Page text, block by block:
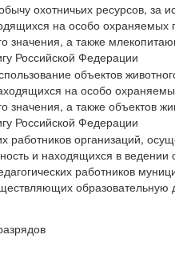
охотничьих ресурсов, за
на особо охраняемых
значения, а также
Российской Федерации
объектов
на особо
значения, а также объектов
Российской Федерации
работников организаций,
и находящихся в ведении
работников
образовательную